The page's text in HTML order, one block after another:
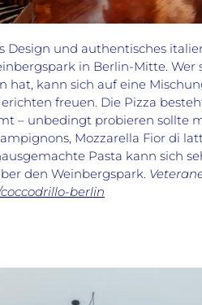
und authentisches
in Berlin-Mitte. Wer
hat, kann sich auf eine
freuen. Die Pizza
– unbedingt probieren sollte
Mozzarella Fior di
Pasta kann sich
den Weinbergspark.
berlin